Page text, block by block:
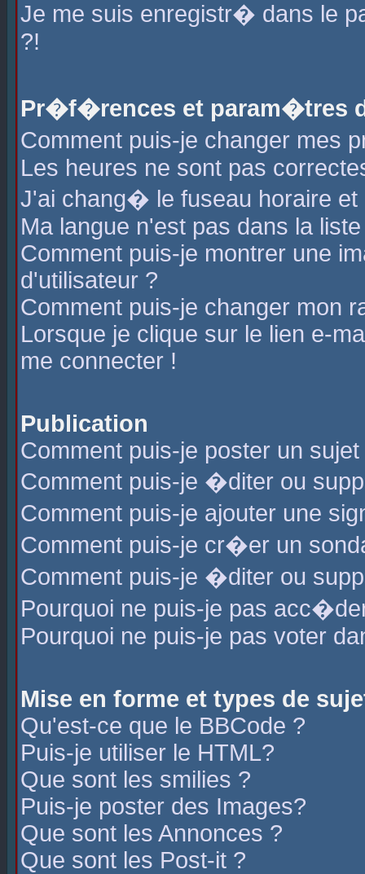
Je me suis enregistr� dans le
?!
Pr�f�rences et param�tres
Comment puis-je changer mes
Les heures ne sont pas
J'ai chang� le fuseau horaire
Ma langue n'est pas dans la
Comment puis-je montrer une
d'utilisateur ?
Comment puis-je changer mon
Lorsque je clique sur le lien e-
me connecter !
Publication
Comment puis-je poster un
Comment puis-je �diter ou
Comment puis-je ajouter une
Comment puis-je cr�er un
Comment puis-je �diter ou
Pourquoi ne puis-je pas
Pourquoi ne puis-je pas voter
Mise en forme et types de
Qu'est-ce que le BBCode ?
Puis-je utiliser le HTML?
Que sont les smilies ?
Puis-je poster des Images?
Que sont les Annonces ?
Que sont les Post-it ?